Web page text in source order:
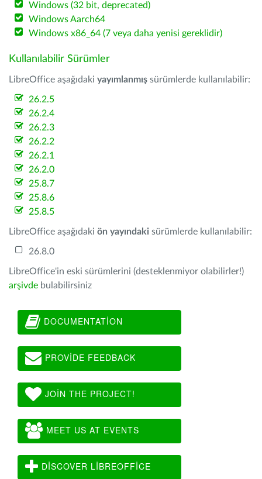
Windows (32 bit, deprecated)
Windows Aarch64
Windows x86_64 (7 veya daha yenisi gereklidir)
Kullanılabilir Sürümler
LibreOffice aşağıdaki yayımlanmış sürümlerde kullanılabilir:
26.2.5
26.2.4
26.2.3
26.2.2
26.2.1
26.2.0
25.8.7
25.8.6
25.8.5
LibreOffice aşağıdaki ön yayındaki sürümlerde kullanılabilir:
26.8.0
LibreOffice'in eski sürümlerini (desteklenmiyor olabilirler!)
arşivde bulabilirsiniz
DOCUMENTATION
PROVIDE FEEDBACK
JOIN THE PROJECT!
MEET US AT EVENTS
DISCOVER LIBREOFFICE